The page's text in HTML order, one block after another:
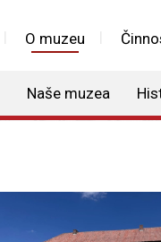
O muzeu
Naše muzea